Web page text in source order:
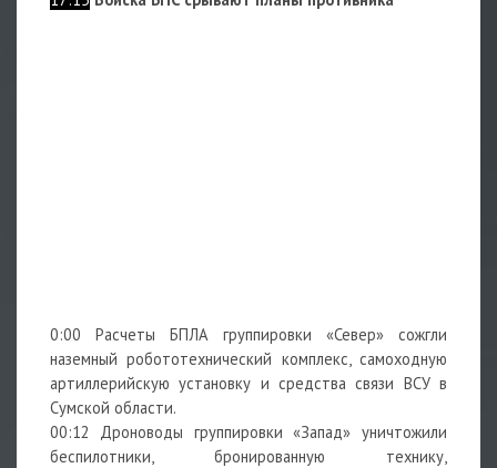
0:00 Расчеты БПЛА группировки «Север» сожгли
наземный робототехнический комплекс, самоходную
артиллерийскую установку и средства связи ВСУ в
Сумской области.
00:12 Дроноводы группировки «Запад» уничтожили
беспилотники, бронированную технику,